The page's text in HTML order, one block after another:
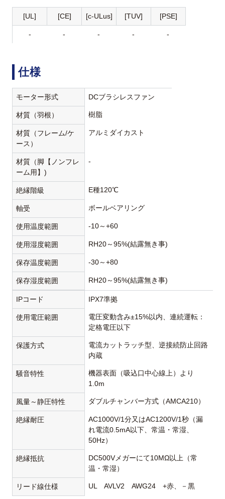
[UL] [CE] [c-ULus] [TUV] [PSE]
- - - - -
仕様
モーター形式 DCブラシレスファン
材質（羽根） 樹脂
材質（フレーム/ケ
ース）
アルミダイカスト
材質（脚【ノンフレ
ーム用】)
-
絶縁階級 E種120℃
軸受 ボールベアリング
使用温度範囲 -10～+60
使用湿度範囲 RH20～95%(結露無き事)
保存温度範囲 -30～+80
保存湿度範囲 RH20～95%(結露無き事)
IPコード IPX7準拠
使用電圧範囲
電圧変動含み±15%以内、連続運転：
定格電圧以下
保護方式
電流カットラッチ型、逆接続防止回路
内蔵
騒音特性
機器表面（吸込口中心線上）より
1.0m
風量～静圧特性 ダブルチャンバー方式（AMCA210）
絶縁耐圧
AC1000V/1分又はAC1200V/1秒（漏
れ電流0.5mA以下、常温・常湿、
50Hz）
絶縁抵抗
DC500Vメガーにて10MΩ以上（常
温・常湿）
リード線仕様 UL AVLV2 AWG24 +赤、－黒